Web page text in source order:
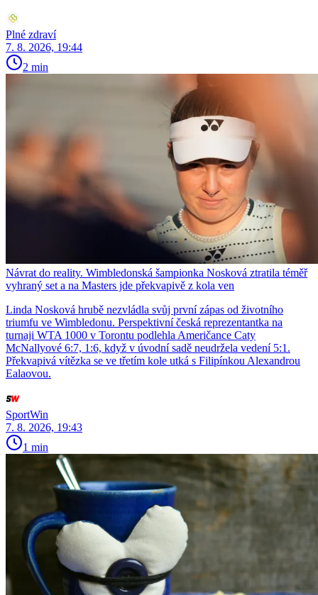
Plné zdraví
7. 8. 2026, 19:44
2 min
Návrat do reality. Wimbledonská šampionka Nosková ztratila téměř
vyhraný set a na Masters jde překvapivě z kola ven
Linda Nosková hrubě nezvládla svůj první zápas od životního
triumfu ve Wimbledonu. Perspektivní česká reprezentantka na
turnaji WTA 1000 v Torontu podlehla Američance Caty
McNallyové 6:7, 1:6, když v úvodní sadě neudržela vedení 5:1.
Překvapivá vítězka se ve třetím kole utká s Filipínkou Alexandrou
Ealaovou.
SportWin
7. 8. 2026, 19:43
1 min